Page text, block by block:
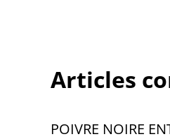
Articles
POIVRE NOIRE